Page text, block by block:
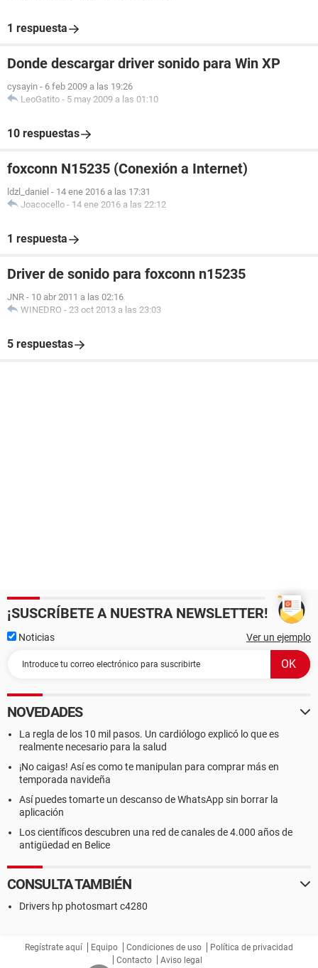
1 respuesta
Donde descargar driver sonido para Win XP
cysayin - 6 feb 2009 a las 19:26
LeoGatito - 5 may 2009 a las 01:10
10 respuestas
foxconn N15235 (Conexión a Internet)
ldzl_daniel - 14 ene 2016 a las 17:31
Joacocello - 14 ene 2016 a las 22:12
1 respuesta
Driver de sonido para foxconn n15235
JNR - 10 abr 2011 a las 02:16
WINEDRO - 23 oct 2013 a las 23:03
5 respuestas
¡SUSCRÍBETE A NUESTRA NEWSLETTER!
Noticias Ver un ejemplo
NOVEDADES
La regla de los 10 mil pasos. Un cardiólogo explicó lo que es
realmente necesario para la salud
¡No caigas! Así es como te manipulan para comprar más en
temporada navideña
Así puedes tomarte un descanso de WhatsApp sin borrar la
aplicación
Los científicos descubren una red de canales de 4.000 años de
antigüedad en Belice
CONSULTA TAMBIÉN
Drivers hp photosmart c4280
Regístrate aquí Equipo Condiciones de uso
Política de privacidad
Contacto
Aviso legal